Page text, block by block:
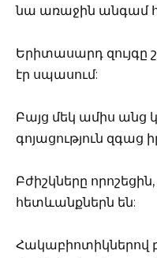
նա առաջին անգամ
Երիտասարդ զույգը
էր սպասում:
Բայց մեկ ամիս անց
գոյացություն զգաց
Բժիշկները
հետևանքներն են:
Հակաբիոտիկներով